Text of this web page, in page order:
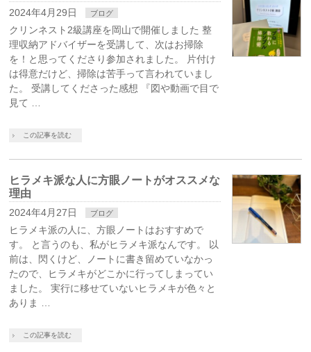
2024年4月29日 ブログ
クリンネスト2級講座を岡山で開催しました 整
理収納アドバイザーを受講して、次はお掃除
を！と思ってくださり参加されました。 片付け
は得意だけど、掃除は苦手って言われていまし
た。 受講してくださった感想 『図や動画で目で
見て …
この記事を読む
ヒラメキ派な人に方眼ノートがオススメな
理由
2024年4月27日 ブログ
ヒラメキ派の人に、方眼ノートはおすすめで
す。 と言うのも、私がヒラメキ派なんです。 以
前は、閃くけど、ノートに書き留めていなかっ
たので、ヒラメキがどこかに行ってしまってい
ました。 実行に移せていないヒラメキが色々と
ありま …
この記事を読む